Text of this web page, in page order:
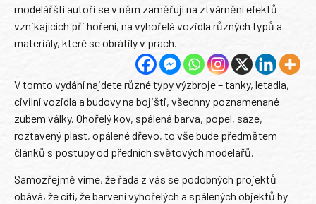
modelářští autoři se v něm zaměřují na ztvárnění efektů
vznikajících při hoření, na vyhořelá vozidla různých typů a
materiály, které se obrátily v prach.
V tomto vydání najdete různé typy výzbroje – tanky, letadla,
civilní vozidla a budovy na bojišti, všechny poznamenané
zubem války. Ohořelý kov, spálená barva, popel, saze,
roztavený plast, opálené dřevo, to vše bude předmětem
článků s postupy od předních světových modelářů.
Samozřejmě víme, že řada z vás se podobných projektů
obává, že cítí, že barvení vyhořelých a spálených objektů by